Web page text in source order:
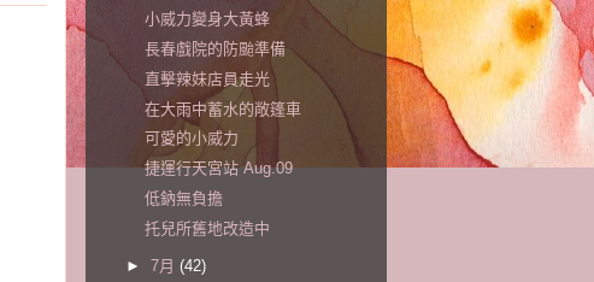
小威力變身大黃蜂
長春戲院的防颱準備
直擊辣妹店員走光
在大雨中蓄水的敞篷車
可愛的小威力
捷運行天宮站 Aug.09
低鈉無負擔
托兒所舊地改造中
► 7月 (42)